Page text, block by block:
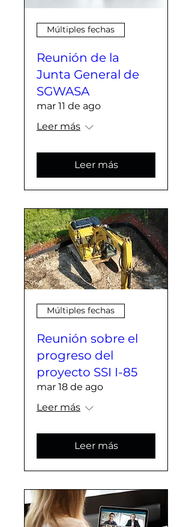
Múltiples fechas
Reunión de la
Junta General de
SGWASA
mar 11 de ago
Leer más
Leer más
Múltiples fechas
Reunión sobre el
progreso del
proyecto SSI I-85
mar 18 de ago
Leer más
Leer más